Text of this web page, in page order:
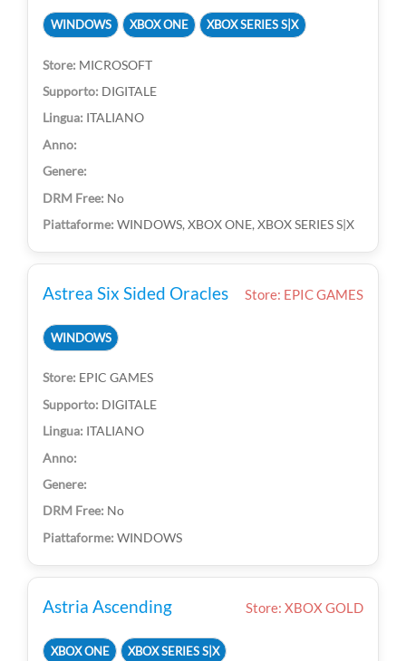
WINDOWS XBOX ONE XBOX SERIES S|X
MICROSOFT
DIGITALE
ITALIANO
No
WINDOWS, XBOX ONE, XBOX SERIES S|X
Astrea Six Sided Oracles Store: EPIC GAMES
WINDOWS
EPIC GAMES
DIGITALE
ITALIANO
No
WINDOWS
Astria Ascending Store: XBOX GOLD
XBOX ONE XBOX SERIES S|X